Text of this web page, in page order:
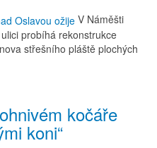
V Náměšti
probíhá rekonstrukce
střešního pláště plochých
kočáře
koni“